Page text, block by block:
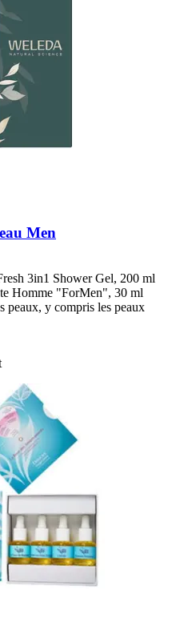
Men
3in1 Shower Gel, 200 ml
Homme "ForMen", 30 ml
peaux, y compris les peaux